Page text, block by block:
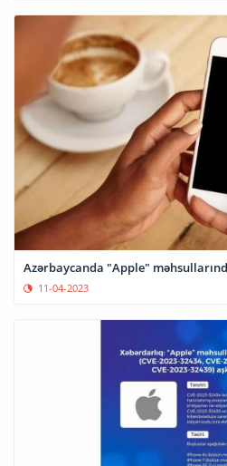
Azərbaycanda "Apple"
11-04-2023